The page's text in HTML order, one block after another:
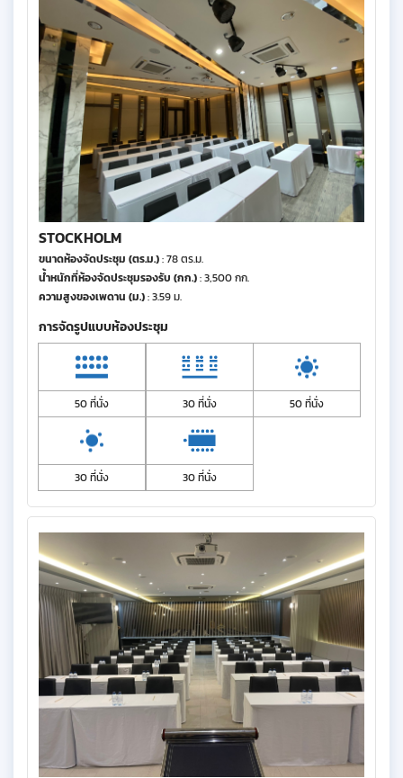
STOCKHOLM
ขนาดห้องจัดประชุม (ตร.ม.): 78 ตร.ม.
น้ำหนักที่ห้องจัดประชุมรองรับ (กก.): 3,500 กก.
ความสูงของเพดาน (ม.): 3.59 ม.
การจัดรูปแบบห้องประชุม
50 ที่นั่ง 30 ที่นั่ง 50 ที่นั่ง
30 ที่นั่ง 30 ที่นั่ง